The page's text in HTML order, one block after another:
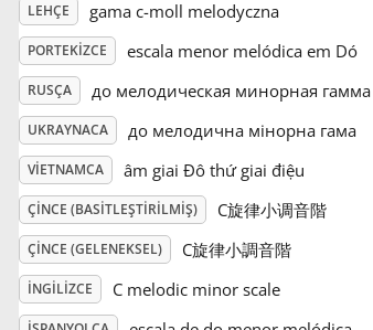
LEHÇE gama c-moll melodyczna
PORTEKIZCE escala menor melódica em Dó
RUSÇA до мелодическая минорная гамма
UKRAYNACA до мелодична мінорна гама
VIETNAMCA âm giai Đô thứ giai điệu
ÇINCE (BASITLEŞTIRILMIŞ) C旋律小调音階
ÇINCE (GELENEKSEL) C旋律小調音階
İNGILIZCE C melodic minor scale